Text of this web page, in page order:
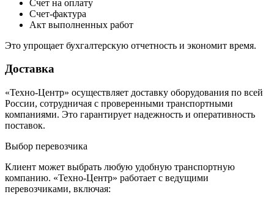
Счет на оплату
Счет-фактура
Акт выполненных работ
Это упрощает бухгалтерскую отчетность и экономит время.
Доставка
«Техно-Центр» осуществляет доставку оборудования по всей
России, сотрудничая с проверенными транспортными
компаниями. Это гарантирует надежность и оперативность
поставок.
Выбор перевозчика
Клиент может выбрать любую удобную транспортную
компанию. «Техно-Центр» работает с ведущими
перевозчиками, включая: